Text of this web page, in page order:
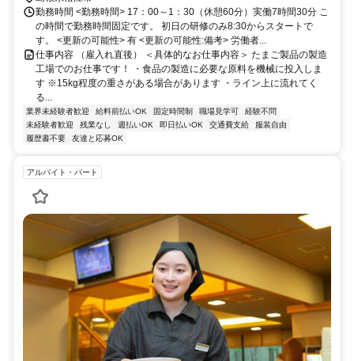
勤務時間 <勤務時間> 17：00～1：30（休憩60分）実働7時間30分 こ
の時間で勤務時間固定です。 初日の研修のみ8:30からスタートで
す。 <更新の可能性> 有 <更新の可能性:備考> 労働者...
仕事内容 （雇入れ直後） ＜具体的なお仕事内容＞ たまご製品の製造
工場でのお仕事です！ ・食品の製造に必要な原料を機械に投入しま
す ※15kg程度の重さがある場合があります ・ライン上に流れてく
る...
業界未経験者歓迎 給料前払いOK 固定時間制 職場見学可
経験不問
未経験者歓迎
残業なし 週払いOK 即日払いOK 交通費支給
服装自由
履歴書不要
友達と応募OK
アルバイト・パート